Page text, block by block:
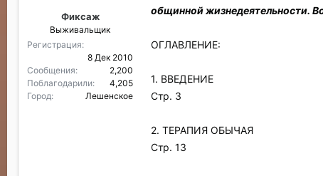
Фиксаж
Выживальщик
Регистрация
8 Дек 2010
Сообщения
2,200
Поблагодарили
4,205
Город
Лешенское
общинной жизнедеятельности.
ОГЛАВЛЕНИЕ:
1. ВВЕДЕНИЕ
Стр. 3
2. ТЕРАПИЯ ОБЫЧАЯ
Стр. 13